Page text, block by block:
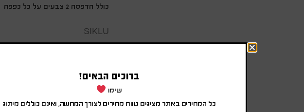
כולל הדפסה 2 צבעים על כל כפפה
SIKLU
מוצרים משודרגים
ברוכים הבאים!
שימו
כל המחירים באתר מציגים טווח מחירים לצורך המחשה, ואינם כוללים מיתוג